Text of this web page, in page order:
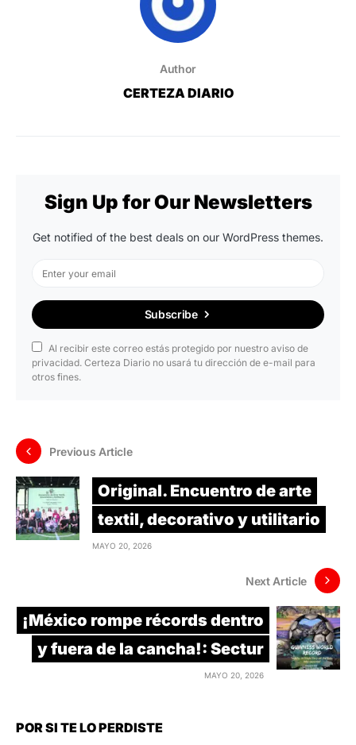
Author
CERTEZA DIARIO
Sign Up for Our Newsletters
Get notified of the best deals on our WordPress themes.
Subscribe
Al recibir este correo estás protegido por nuestro aviso de
privacidad. Certeza Diario no usará tu dirección de e-mail para
otros fines.
Previous Article
Original. Encuentro de arte
textil, decorativo y utilitario
MAYO 20, 2026
Next Article
¡México rompe récords dentro
y fuera de la cancha!: Sectur
MAYO 20, 2026
POR SI TE LO PERDISTE